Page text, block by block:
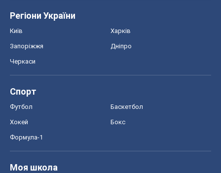
Регіони України
Київ Харків
Запоріжжя Дніпро
Черкаси
Спорт
Футбол Баскетбол
Хокей Бокс
Формула-1
Моя школа